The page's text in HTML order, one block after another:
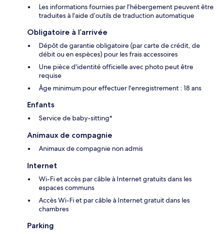
Les informations fournies par l’hébergement peuvent être
traduites à l’aide d’outils de traduction automatique
Obligatoire à l’arrivée
Dépôt de garantie obligatoire (par carte de crédit, de
débit ou en espèces) pour les frais accessoires
Une pièce d'identité officielle avec photo peut être
requise
Âge minimum pour effectuer l'enregistrement : 18 ans
Enfants
Service de baby-sitting*
Animaux de compagnie
Animaux de compagnie non admis
Internet
Wi-Fi et accès par câble à Internet gratuits dans les
espaces communs
Accès Wi-Fi et par câble à Internet gratuit dans les
chambres
Parking